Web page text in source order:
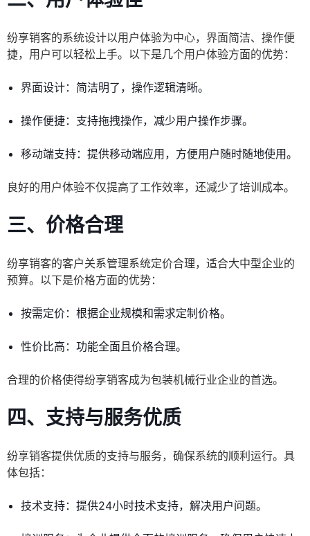
纷享销客的系统设计以用户体验为中心，界面简洁、操作便
捷，用户可以轻松上手。以下是几个用户体验方面的优势：
界面设计：简洁明了，操作逻辑清晰。
操作便捷：支持拖拽操作，减少用户操作步骤。
移动端支持：提供移动端应用，方便用户随时随地使用。
良好的用户体验不仅提高了工作效率，还减少了培训成本。
三、价格合理
纷享销客的客户关系管理系统定价合理，适合大中型企业的
预算。以下是价格方面的优势：
按需定价：根据企业规模和需求定制价格。
性价比高：功能全面且价格合理。
合理的价格使得纷享销客成为包装机械行业企业的首选。
四、支持与服务优质
纷享销客提供优质的支持与服务，确保系统的顺利运行。具
体包括：
技术支持：提供24小时技术支持，解决用户问题。